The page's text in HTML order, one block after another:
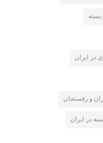
پسته
و رفسنجان
در ایران